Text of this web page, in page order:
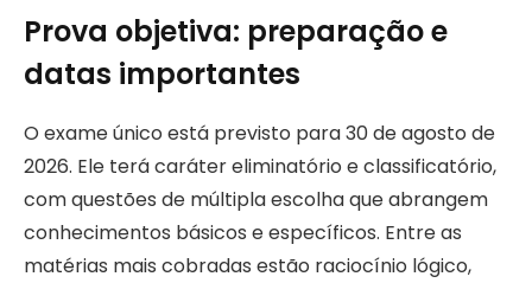
Prova objetiva: preparação e
datas importantes
O exame único está previsto para 30 de agosto de
2026. Ele terá caráter eliminatório e classificatório,
com questões de múltipla escolha que abrangem
conhecimentos básicos e específicos. Entre as
matérias mais cobradas estão raciocínio lógico,